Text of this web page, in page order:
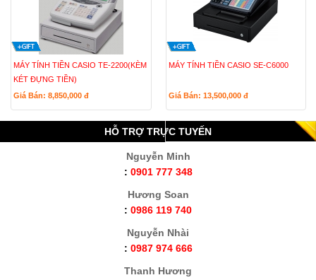
MÁY TÍNH TIỀN CASIO TE-2200(KÈM
KÉT ĐỰNG TIỀN)
Giá Bán: 8,850,000 đ
MÁY TÍNH TIỀN CASIO SE-C6000
Giá Bán: 13,500,000 đ
HỖ TRỢ TRỰC TUYẾN
Nguyễn Minh
: 0901 777 348
Hương Soan
: 0986 119 740
Nguyễn Nhài
: 0987 974 666
Thanh Hương